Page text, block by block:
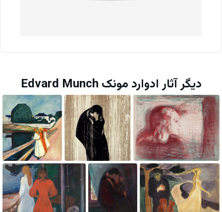
دیگر آثار ادوارد مونک Edvard Munch